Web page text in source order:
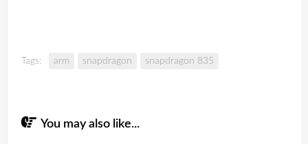
Tags: arm snapdragon snapdragon 835
You may also like...